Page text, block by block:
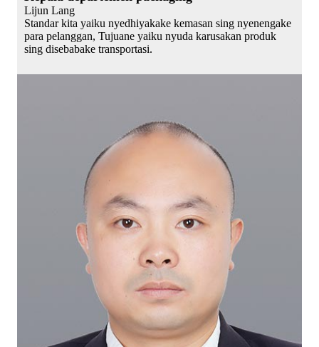
Lijun Lang
Standar kita yaiku nyedhiyakake kemasan sing nyenengake
para pelanggan, Tujuane yaiku nyuda karusakan produk
sing disebabake transportasi.